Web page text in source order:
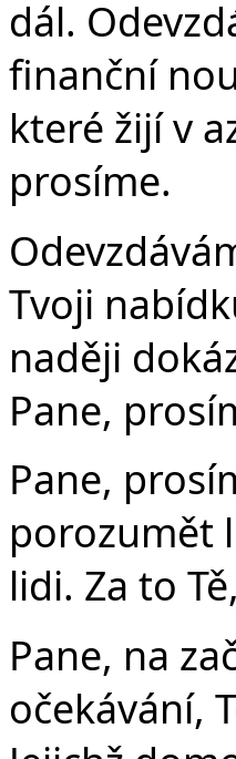
dál.
finanční
které žijí v
prosíme.
Tvoji
naději
Pane,
Pane,
porozumět
lidi. Za to
Pane, na
očekávání,